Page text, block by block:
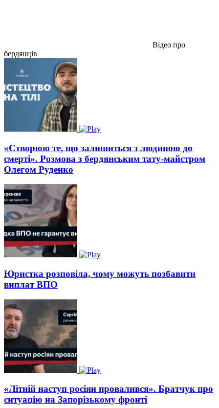
Відео про
бердянців
«Створюю те, що залишиться з людиною до
смерті». Розмова з бердянським тату-майстром
Олегом Руденко
Юристка розповіла, чому можуть позбавити
виплат ВПО
«Літній наступ росіян провалився». Братчук про
ситуацію на Запорізькому фронті